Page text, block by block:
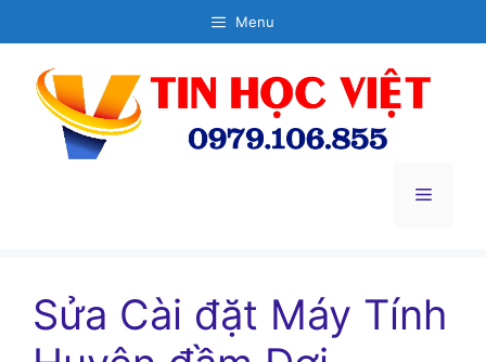
đến
dung
Menu
Menu
Sửa Cài đặt Máy Tính